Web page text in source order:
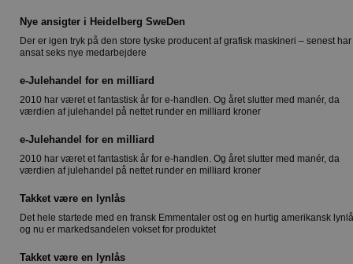
Nye ansigter i Heidelberg SweDen
Der er igen tryk på den store tyske producent af grafisk maskineri – senest
ansat seks nye medarbejdere
e-Julehandel for en milliard
2010 har været et fantastisk år for e-handlen. Og året slutter med manér, da
værdien af julehandel på nettet runder en milliard kroner
e-Julehandel for en milliard
2010 har været et fantastisk år for e-handlen. Og året slutter med manér, da
værdien af julehandel på nettet runder en milliard kroner
Takket være en lynlås
Det hele startede med en fransk Emmentaler ost og en hurtig amerikansk
og nu er markedsandelen vokset for produktet
Takket være en lynlås